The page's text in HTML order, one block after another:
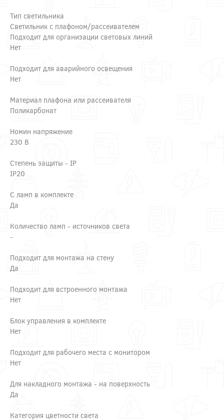
Тип светильника
Светильник с плафоном/рассеивателем
Подходит для организации световых линий
Нет
Подходит для аварийного освещения
Нет
Материал плафона или рассеивателя
Поликарбонат
Номин напряжение
230 В
Степень защиты - IP
IP20
С ламп в комплекте
Да
Количество ламп - источников света
-
Подходит для монтажа на стену
Да
Подходит для встроенного монтажа
Нет
Блок управления в комплекте
Нет
Подходит для рабочего места с монитором
Нет
Для накладного монтажа - на поверхность
Да
Категория цветности света